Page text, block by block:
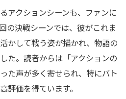
アクションシーンも、ファンに
の決戦シーンでは、彼がこれま
かして戦う姿が描かれ、物語の
た。読者からは「アクションの
た声が多く寄せられ、特にバト
評価を得ています。